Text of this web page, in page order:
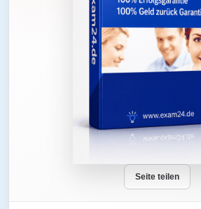
Seite teilen